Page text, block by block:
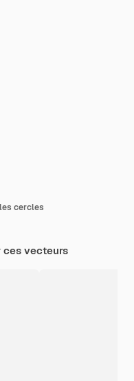
cercles
ces vecteurs